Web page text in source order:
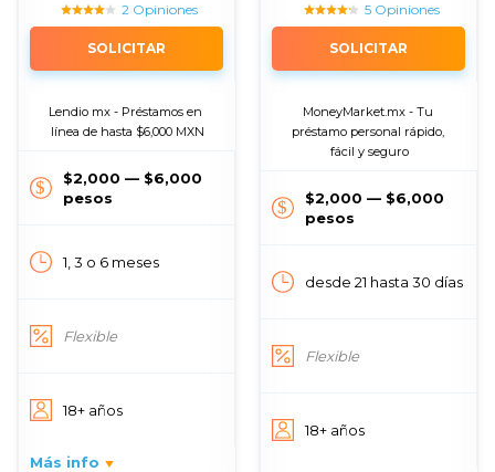
2 Opiniones
SOLICITAR
Lendio mx - Préstamos en
línea de hasta $6,000 MXN
$2,000 — $6,000
pesos
1, 3 o 6 meses
Flexible
18+ años
Más info
5 Opiniones
SOLICITAR
MoneyMarket.mx - Tu
préstamo personal rápido,
fácil y seguro
$2,000 — $6,000
pesos
desde 21 hasta 30 días
Flexible
18+ años